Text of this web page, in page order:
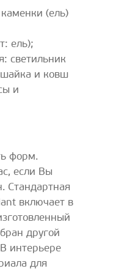
(ель)
ель);
светильник
и ковш
и
форм.
если Вы
Стандартная
включает в
другой
интерьере
для